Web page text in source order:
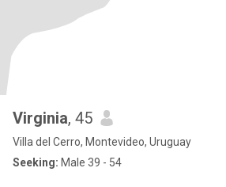
Virginia, 45
Villa del Cerro, Montevideo, Uruguay
Seeking: Male 39 - 54